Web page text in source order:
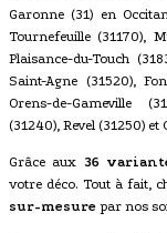
Garonne (31) en
Tournefeuille (31170),
Plaisance-du-Touch
Saint-Agne (31520),
Orens-de-Gameville
(31240), Revel (31250) et
Grâce aux 36
votre déco. Tout à fait,
sur-mesure par nos